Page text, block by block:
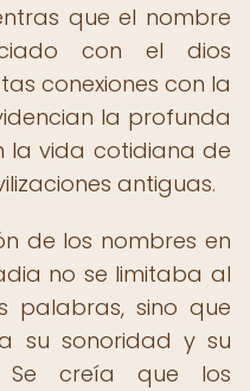
que el nombre
con el dios
conexiones con la
la profunda
la vida cotidiana de
antiguas.
de los nombres en
no se limitaba al
palabras, sino que
su sonoridad y su
Se creía que los